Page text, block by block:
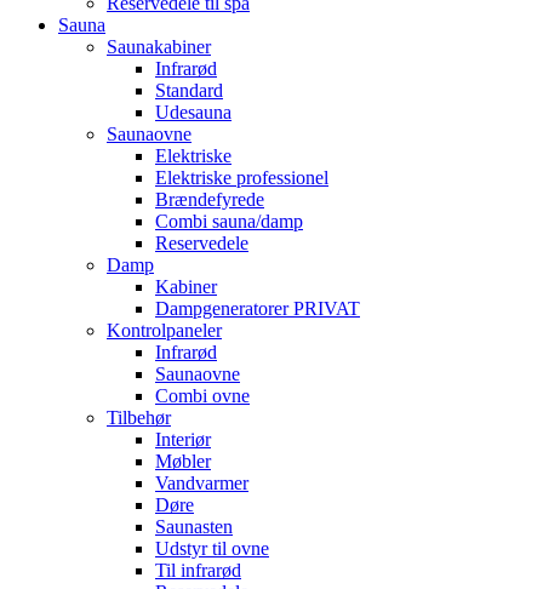
Sauna
Saunakabiner
Infrarød
Standard
Udesauna
Saunaovne
Elektriske
Elektriske professionel
Brændefyrede
Combi sauna/damp
Reservedele
Damp
Kabiner
Dampgeneratorer PRIVAT
Kontrolpaneler
Infrarød
Saunaovne
Combi ovne
Tilbehør
Interiør
Møbler
Vandvarmer
Døre
Saunasten
Udstyr til ovne
Til infrarød